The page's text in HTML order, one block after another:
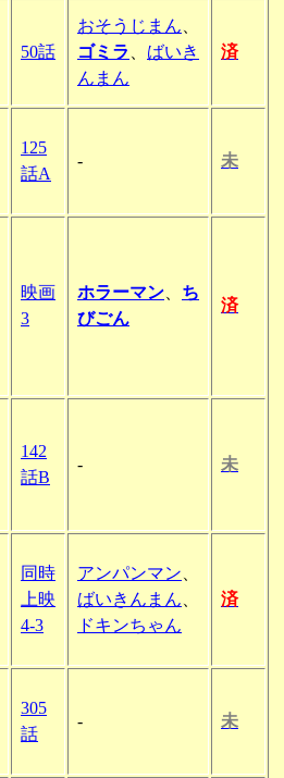
50話
おそうじまん
ゴミラ
ばいき
んまん
済
125
話A
- 未
映画
3
ホラーマン
ち
びごん
済
142
話B
- 未
同時
上映
4-3
アンパンマン
ばいきんまん
ドキンちゃん
済
305
話
- 未